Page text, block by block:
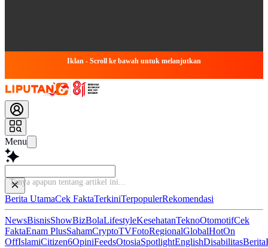
Iklan - Scroll ke bawah untuk melanjutkan
Menu
Tanya
Berita UtamaCek FaktaTerkiniTerpopulerRekomendasi
NewsBisnisShowBizBolaLifestyleKesehatanTeknoOtomotifCek
FaktaEnam PlusSahamCryptoTVFotoRegionalGlobalHotOn
OffIslamiCitizen6OpiniFeedsOtosiaSpotlightEnglishDisabilitasBerita